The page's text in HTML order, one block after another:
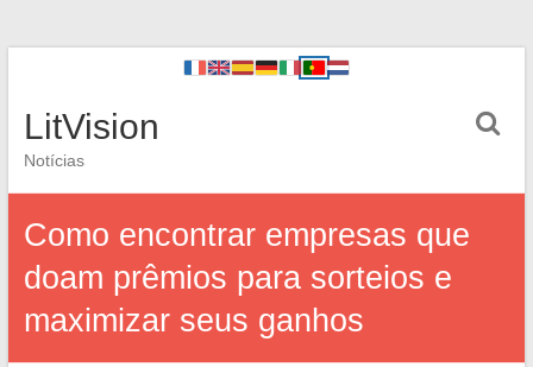
LitVision
Notícias
Como encontrar empresas que
doam prêmios para sorteios e
maximizar seus ganhos